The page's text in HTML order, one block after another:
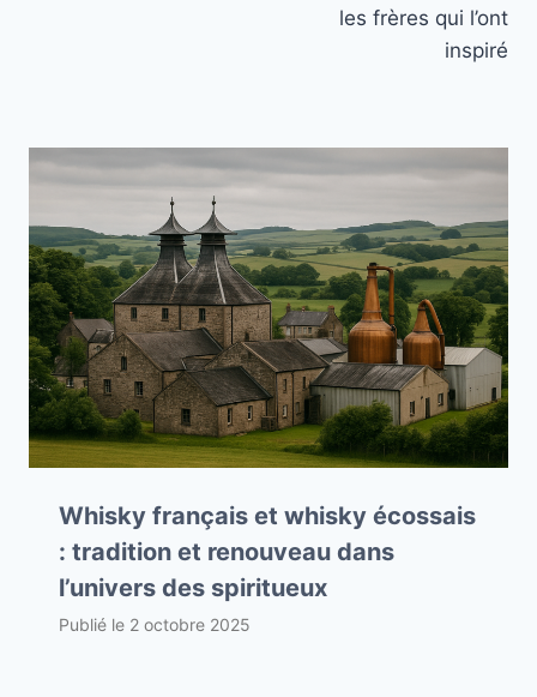
les frères qui l’ont
inspiré
Whisky français et whisky écossais
: tradition et renouveau dans
l’univers des spiritueux
Publié le 2 octobre 2025